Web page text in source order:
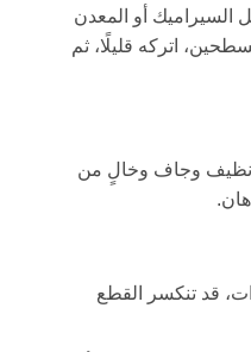
السيراميك أو المعدن
اتركه قليلًا، ثم
نظيف وجاف وخالٍ من
للأطفال دون 3 سنوات، قد تنكسر القطع